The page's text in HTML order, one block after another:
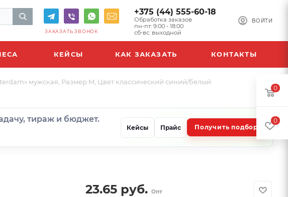
ВОЙТИ
+375 (44) 555-60-18
Обработка заказов
пн-пт: 9:00 - 18:00
сб-вс: выходной
ЗАКАЗАТЬ ЗВОНОК
КЕЙСЫ КАК ЗАКАЗАТЬ КОНТАКТЫ
мужская, Размер M, Цвет классический синий/белый
тираж и бюджет.
Кейсы Прайс Получить подбор
23.65 руб. Опт
0
0